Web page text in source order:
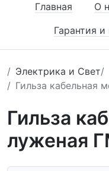
Главная О
Гарантия и
Электрика и Свет
Гильза кабельная
Гильза
луженая